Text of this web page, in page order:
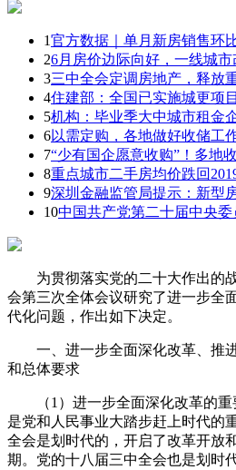
1官方数据｜单月新房销售环
26月房价边际向好，一线城
3三中全会定调房地产，释放
4住建部：全国已实施城更项
5机构：毕业季大中城市租金
6以需定购，各地做好收储工
7“少有国企愿意收购”！多地
8重点城市二手房均价跌回
9深圳金融监管局提示：新型
10中国共产党第二十届中央
为贯彻落实党的二十大作出的
会第三次全体会议研究了进一步全
代化问题，作出如下决定。
一、进一步全面深化改革、推进
和总体要求
（1）进一步全面深化改革的重
是党和人民事业大踏步赶上时代的
全会是划时代的，开启了改革开放
期。党的十八届三中全会也是划时